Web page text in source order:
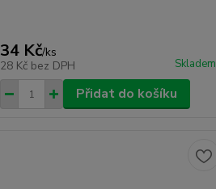
34 Kč/ks
28 Kč bez DPH Skladem
Přidat do košíku